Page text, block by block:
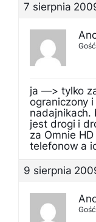
7 sierpnia
Gość
ja —> tylko
ograniczony
nadajnikach.
jest drogi i
za Omnie
telefonow a
9 sierpnia
Gość